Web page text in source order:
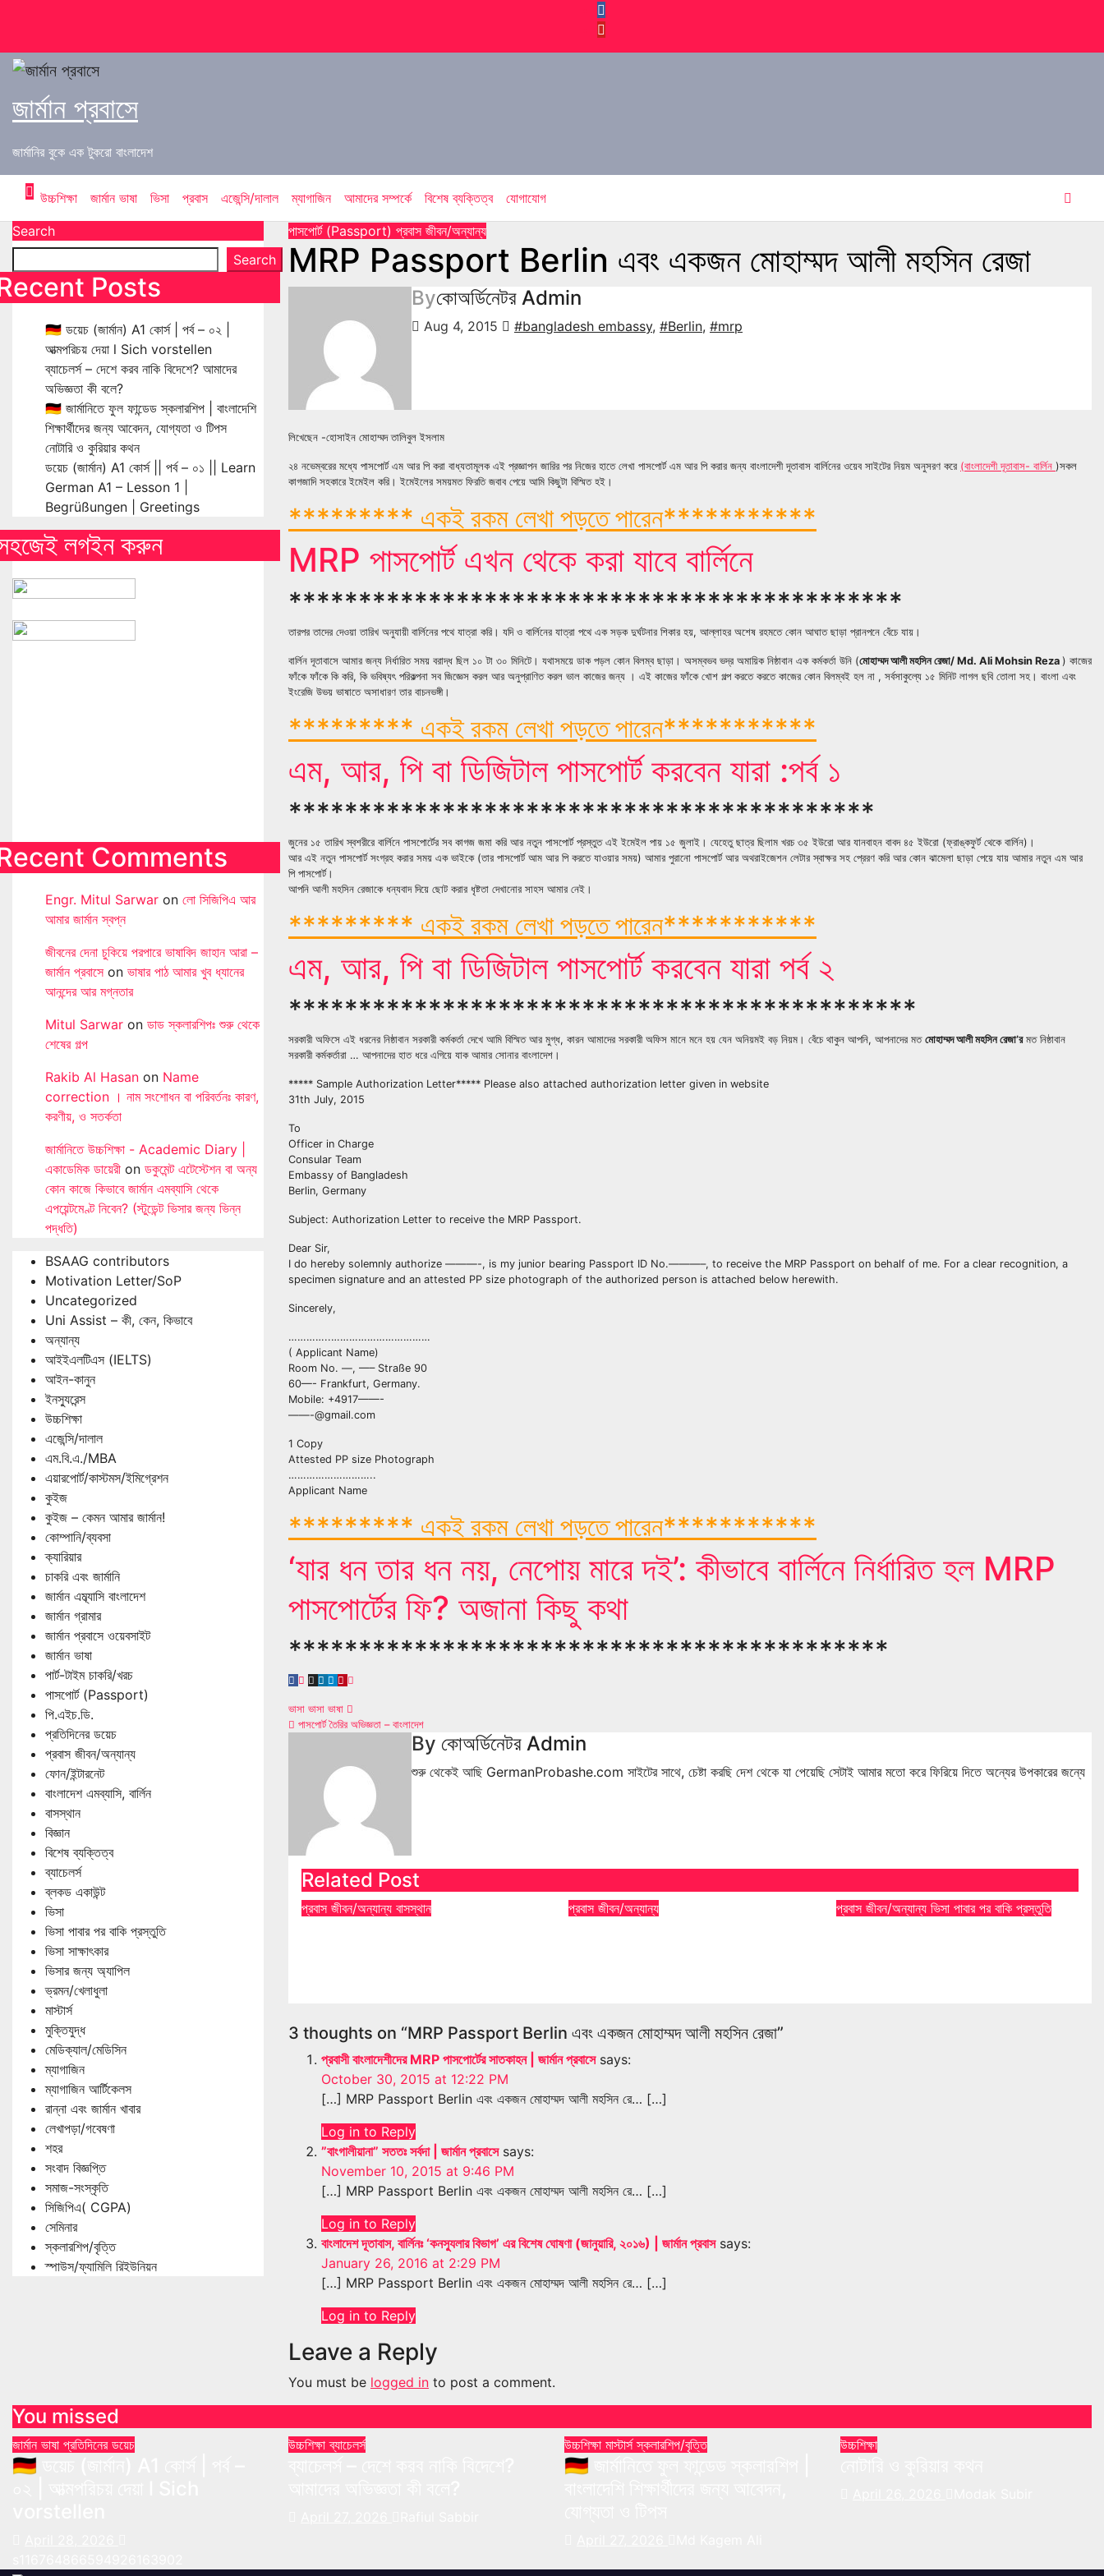
content
জার্মান প্রবাসে
জার্মানির বুকে এক টুকরো বাংলাদেশ
উচ্চশিক্ষা জার্মান ভাষা ভিসা প্রবাস এজেন্সি/দালাল ম্যাগাজিন আমাদের সম্পর্কে বিশেষ ব্যক্তিত্ব
যোগাযোগ
Search
Search
Posts
🇩🇪 ডয়েচ (জার্মান) A1 কোর্স | পর্ব – ০২ |
আত্মপরিচয় দেয়া l Sich vorstellen
ব্যাচেলর্স – দেশে করব নাকি বিদেশে? আমাদের
অভিজ্ঞতা কী বলে?
🇩🇪 জার্মানিতে ফুল ফান্ডেড স্কলারশিপ | বাংলাদেশি
শিক্ষার্থীদের জন্য আবেদন, যোগ্যতা ও টিপস
নোটারি ও কুরিয়ার কথন
ডয়েচ (জার্মান) A1 কোর্স || পর্ব – ০১ || Learn
German A1 – Lesson 1 |
Begrüßungen | Greetings
লগইন করুন
Comments
Engr. Mitul Sarwar on লো সিজিপিএ আর
আমার জার্মান স্বপ্ন
জীবনের দেনা চুকিয়ে পরপারে ভাষাবিদ জাহান আরা –
জার্মান প্রবাসেon ভাষার পাঠ আমার খুব ধ্যানের
আনন্দের আর মগ্নতার
Mitul Sarwar on ডাড স্কলারশিপঃ শুরু থেকে
শেষের গল্প
Rakib Al Hasan on Name
correction । নাম সংশোধন বা পরিবর্তনঃ কারণ,
করণীয়, ও সতর্কতা
জার্মানিতে উচ্চশিক্ষা - Academic Diary |
একাডেমিক ডায়েরী on ডকুমেন্ট এটেস্টেশন বা অন্য
কোন কাজে কিভাবে জার্মান এমব্যাসি থেকে
এপয়েন্টমেণ্ট নিবেন? (স্টুডেন্ট ভিসার জন্য ভিন্ন
পদ্ধতি)
BSAAG contributors
Motivation Letter/SoP
Uncategorized
Uni Assist – কী, কেন, কিভাবে
অন্যান্য
আইইএলটিএস (IELTS)
আইন-কানুন
ইনস্যুরেন্স
উচ্চশিক্ষা
এজেন্সি/দালাল
এম.বি.এ./MBA
এয়ারপোর্ট/কাস্টমস/ইমিগ্রেশন
কুইজ
কুইজ – কেমন আমার জার্মান!
কোম্পানি/ব্যবসা
ক্যারিয়ার
চাকরি এবং জার্মানি
জার্মান এম্ব্যাসি বাংলাদেশ
জার্মান গ্রামার
জার্মান প্রবাসে ওয়েবসাইট
জার্মান ভাষা
পার্ট-টাইম চাকরি/খরচ
পাসপোর্ট (Passport)
পি.এইচ.ডি.
প্রতিদিনের ডয়েচ
প্রবাস জীবন/অন্যান্য
ফোন/ইন্টারনেট
বাংলাদেশ এমব্যাসি, বার্লিন
বাসস্থান
বিজ্ঞান
বিশেষ ব্যক্তিত্ব
ব্যাচেলর্স
ব্লকড একাউন্ট
ভিসা
ভিসা পাবার পর বাকি প্রস্তুতি
ভিসা সাক্ষাৎকার
ভিসার জন্য অ্যাপিল
ভ্রমন/খেলাধুলা
মাস্টার্স
মুক্তিযুদ্ধ
মেডিক্যাল/মেডিসিন
ম্যাগাজিন
ম্যাগাজিন আর্টিকেলস
রান্না এবং জার্মান খাবার
লেখাপড়া/গবেষণা
শহর
সংবাদ বিজ্ঞপ্তি
সমাজ-সংস্কৃতি
সিজিপিএ( CGPA)
সেমিনার
স্কলারশিপ/বৃত্তি
স্পাউস/ফ্যামিলি রিইউনিয়ন
পাসপোর্ট (Passport) প্রবাস জীবন/অন্যান্য
MRP Passport Berlin এবং একজন মোহাম্মদ আলী মহসিন রেজা
Byকোঅর্ডিনেটর Admin
Aug 4, 2015 #bangladesh embassy, #Berlin, #mrp
লিখেছেন -হোসাইন মোহাম্মদ তালিবুল ইসলাম
২৪ নভেম্বরের মধ্যে পাসপোর্ট এম আর পি করা বাধ্যতামূলক এই প্রজ্ঞাপন জারির পর নিজের হাতে লেখা পাসপোর্ট এম আর পি করার জন্য বাংলাদেশী দূতাবাস বার্লিনের ওয়েব সাইটের নিয়ম অনুসরণ করে (বাংলাদেশী দূতাবাস- বার্লিন )সকল
কাগজাদি সহকারে ইমেইল করি। ইমেইলের সময়মত ফিরতি জবাব পেয়ে আমি কিছুটা বিস্মিত হই।
********* একই রকম লেখা পড়তে পারেন***********
MRP পাসপোর্ট এখন থেকে করা যাবে বার্লিনে
********************************************
তারপর তাদের দেওয়া তারিখ অনুযায়ী বার্লিনের পথে যাত্রা করি। যদি ও বার্লিনের যাত্রা পথে এক সড়ক দুর্ঘটনার শিকার হয়, আল্লাহর অশেষ রহমতে কোন আঘাত ছাড়া প্রানপনে বেঁচে যায়।
বার্লিন দূতাবাসে আমার জন্য নির্ধারিত সময় বরাদ্ধ ছিল ১০ টা ৩০ মিনিটে। যথাসময়ে ডাক পড়ল কোন বিলম্ব ছাড়া। অসম্বভব ভদ্র অমায়িক নিষ্ঠাবান এক কর্মকর্তা উনি (মোহাম্মদ আলী মহসিন রেজা/ Md. Ali Mohsin Reza ) কাজের
ফাঁকে ফাঁকে কি করি, কি ভবিষ্যৎ পরিকল্পনা সব জিজ্ঞেস করল আর অনুপ্রাণিত করল ভাল কাজের জন্য । এই কাজের ফাঁকে খোশ গল্প করতে করতে কাজের কোন বিলম্বই হল না , সর্বসাকুল্যে ১৫ মিনিট লাগল ছবি তোলা সহ। বাংলা এবং
ইংরেজি উভয় ভাষাতে অসাধারণ তার বাচনভঙ্গী।
********* একই রকম লেখা পড়তে পারেন***********
এম, আর, পি বা ডিজিটাল পাসপোর্ট করবেন যারা :পর্ব ১
******************************************
জুনের ১৫ তারিখ স্বশরীরে বার্লিনে পাসপোর্টের সব কাগজ জমা করি আর নতুন পাসপোর্ট প্রস্তুত এই ইমেইল পায় ১৫ জুলাই। যেহেতু ছাত্র ছিলাম খরচ ৩৫ ইউরো আর যানবাহন বাবদ ৪৫ ইউরো (ফ্রাঙ্কফুর্ট থেকে বার্লিন)।
আর এই নতুন পাসপোর্ট সংগ্রহ করার সময় এক ভাইকে (তার পাসপোর্ট আম আর পি করতে যাওয়ার সময়) আমার পুরানো পাসপোর্ট আর অথরাইজেশন লেটার স্বাক্ষর সহ প্রেরণ করি আর কোন ঝামেলা ছাড়া পেয়ে যায় আমার নতুন এম আর
পি পাসপোর্ট।
আপনি আলী মহসিন রেজাকে ধন্যবাদ দিয়ে ছোট করার ধৃষ্টতা দেখানোর সাহস আমার নেই।
********* একই রকম লেখা পড়তে পারেন***********
এম, আর, পি বা ডিজিটাল পাসপোর্ট করবেন যারা পর্ব ২
*********************************************
সরকারী অফিসে এই ধরনের নিষ্ঠাবান সরকারী কর্মকর্তা দেখে আমি বিস্মিত আর মুগ্ধ, কারন আমাদের সরকারী অফিস মানে মনে হয় যেন অনিয়মই বড় নিয়ম। বেঁচে থাকুন আপনি, আপনাদের মত মোহাম্মদ আলী মহসিন রেজা’রমত নিষ্ঠাবান
সরকারী কর্মকর্তারা … আপনাদের হাত ধরে এগিয়ে যাক আমার সোনার বাংলাদেশ।
***** Sample Authorization Letter***** Please also attached authorization letter given in website
31th July, 2015
To
Officer in Charge
Consular Team
Embassy of Bangladesh
Berlin, Germany
Subject: Authorization Letter to receive the MRP Passport.
Dear Sir,
I do hereby solemnly authorize ———-, is my junior bearing Passport ID No.———–, to receive the MRP Passport on behalf of me. For a clear recognition, a
specimen signature and an attested PP size photograph of the authorized person is attached below herewith.
Sincerely,
…………..……………………………
( Applicant Name)
Room No. —, —– Straße 90
60—- Frankfurt, Germany.
Mobile: +4917——-
——-@gmail.com
1 Copy
Attested PP size Photograph
………………………..
Applicant Name
********* একই রকম লেখা পড়তে পারেন***********
‘যার ধন তার ধন নয়, নেপোয় মারে দই’: কীভাবে বার্লিনে নির্ধারিত হল MRP
পাসপোর্টের ফি? অজানা কিছু কথা
*******************************************
Post
navigation
ভাসা ভাসা ভাষা
পাসপোর্ট তৈরির অভিজ্ঞতা – বাংলাদেশ
By কোঅর্ডিনেটর Admin
শুরু থেকেই আছি GermanProbashe.com সাইটের সাথে, চেষ্টা করছি দেশ থেকে যা পেয়েছি সেটাই আমার মতো করে ফিরিয়ে দিতে অন্যের উপকারের জন্যে
Related Post
প্রবাস জীবন/অন্যান্য বাসস্থান প্রবাস জীবন/অন্যান্য প্রবাস জীবন/অন্যান্য ভিসা পাবার পর বাকি প্রস্তুতি
3 thoughts on “MRP Passport Berlin এবং একজন মোহাম্মদ আলী মহসিন রেজা”
প্রবাসী বাংলাদেশীদের MRP পাসপোর্টের সাতকাহন | জার্মান প্রবাসে says:
October 30, 2015 at 12:22 PM
[…] MRP Passport Berlin এবং একজন মোহাম্মদ আলী মহসিন রে… […]
Log in to Reply
”বাংগালীয়ানা” সততঃ সর্বদা | জার্মান প্রবাসে says:
November 10, 2015 at 9:46 PM
[…] MRP Passport Berlin এবং একজন মোহাম্মদ আলী মহসিন রে… […]
Log in to Reply
বাংলাদেশ দূতাবাস, বার্লিনঃ ‘কনস্যুলার বিভাগ’ এর বিশেষ ঘোষণা (জানুয়ারি, ২০১৬) | জার্মান প্রবাস says:
January 26, 2016 at 2:29 PM
[…] MRP Passport Berlin এবং একজন মোহাম্মদ আলী মহসিন রে… […]
Log in to Reply
Leave a Reply
You must be logged in to post a comment.
You missed
জার্মান ভাষা প্রতিদিনের ডয়েচ
🇩🇪 ডয়েচ (জার্মান) A1 কোর্স | পর্ব –
উচ্চশিক্ষাব্যাচেলর্স উচ্চশিক্ষা মাস্টার্সস্কলারশিপ/বৃত্তি
🇩🇪 জার্মানিতে ফুল ফান্ডেড স্কলারশিপ |
উচ্চশিক্ষা